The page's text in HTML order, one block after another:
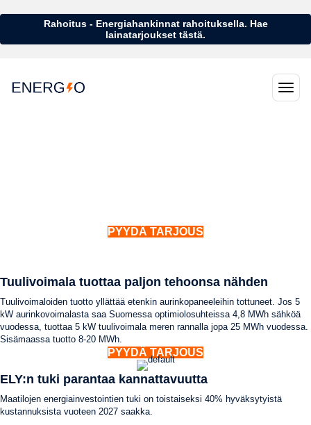
Rahoitus - Energiahankinnat rahoituksella. Hae
lainatarjoukset tästä.
PYYDÄ TARJOUS
Tuulivoimala tuottaa paljon tehoonsa nähden
Tuulivoimaloiden tuotto yllättää etenkin aurinkopaneeleihin tottuneet. Jos 5
kW aurinkovoimalasta saa Suomessa optimiolosuhteissa 4,8 MWh sähköä
vuodessa, tuottaa 5 kW tuulivoimala meren rannalla jopa 25 MWh vuodessa.
Sisämaassa tuotto 8-20 MWh.
PYYDÄ TARJOUS
ELY:n tuki parantaa kannattavuutta
Maatilojen energiainvestointien tuki on toistaiseksi 40% hyväksytyistä
kustannuksista vuoteen 2027 saakka.